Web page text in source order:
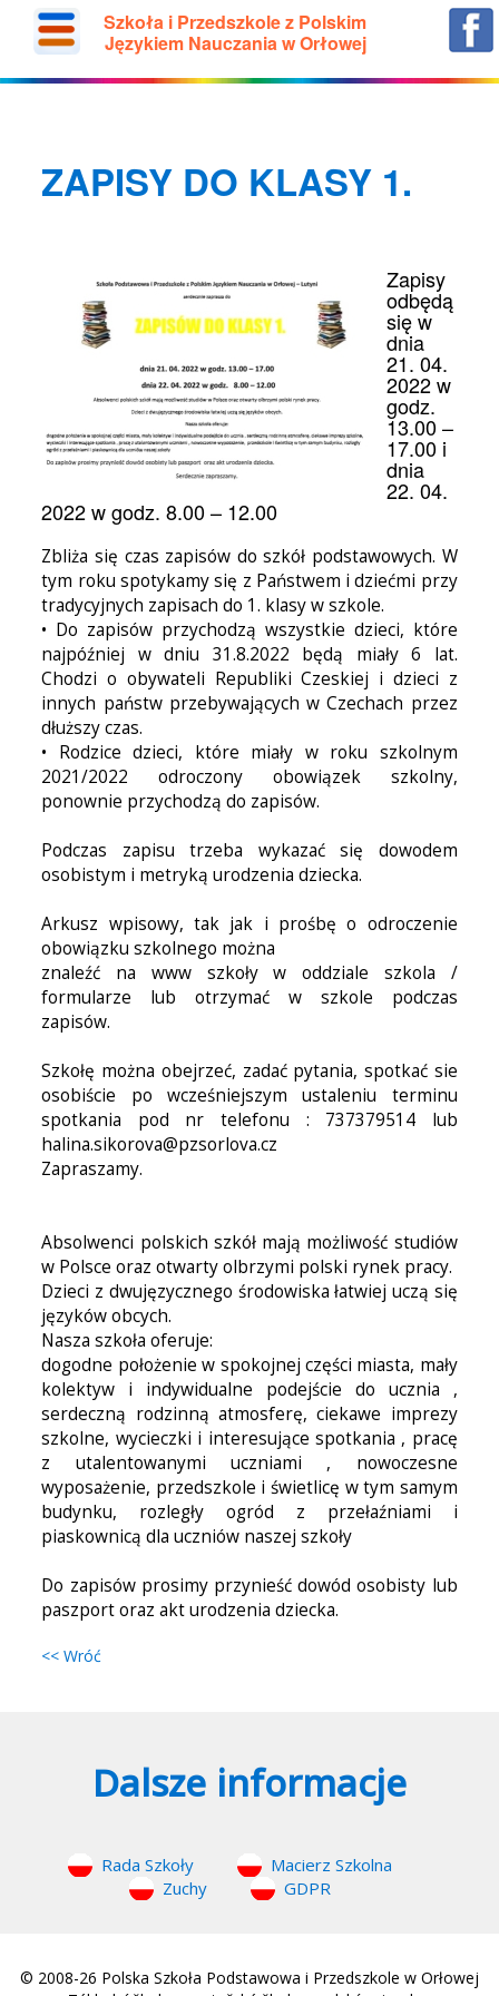
Szkoła i Przedszkole z Polskim
Językiem Nauczania w Orłowej
ZAPISY DO KLASY 1.
Zapisy
odbędą
się w
dnia
21. 04.
2022 w
godz.
13.00 –
17.00 i
dnia
22. 04.
2022 w godz. 8.00 – 12.00
Zbliża się czas zapisów do szkół podstawowych. W
tym roku spotykamy się z Państwem i dziećmi przy
tradycyjnych zapisach do 1. klasy w szkole.
• Do zapisów przychodzą wszystkie dzieci, które
najpóźniej w dniu 31.8.2022 będą miały 6 lat.
Chodzi o obywateli Republiki Czeskiej i dzieci z
innych państw przebywających w Czechach przez
dłuższy czas.
• Rodzice dzieci, które miały w roku szkolnym
2021/2022 odroczony obowiązek szkolny,
ponownie przychodzą do zapisów.
Podczas zapisu trzeba wykazać się dowodem
osobistym i metryką urodzenia dziecka.
Arkusz wpisowy, tak jak i prośbę o odroczenie
obowiązku szkolnego można
znaleźć na www szkoły w oddziale szkola /
formularze lub otrzymać w szkole podczas
zapisów.
Szkołę można obejrzeć, zadać pytania, spotkać sie
osobiście po wcześniejszym ustaleniu terminu
spotkania pod nr telefonu : 737379514 lub
halina.sikorova@pzsorlova.cz
Zapraszamy.
Absolwenci polskich szkół mają możliwość studiów
w Polsce oraz otwarty olbrzymi polski rynek pracy.
Dzieci z dwujęzycznego środowiska łatwiej uczą się
języków obcych.
Nasza szkoła oferuje:
dogodne położenie w spokojnej części miasta, mały
kolektyw i indywidualne podejście do ucznia ,
serdeczną rodzinną atmosferę, ciekawe imprezy
szkolne, wycieczki i interesujące spotkania , pracę
z utalentowanymi uczniami , nowoczesne
wyposażenie, przedszkole i świetlicę w tym samym
budynku, rozległy ogród z przełaźniami i
piaskownicą dla uczniów naszej szkoły
Do zapisów prosimy przynieść dowód osobisty lub
paszport oraz akt urodzenia dziecka.
<< Wróć
Dalsze informacje
Rada Szkoły
Macierz Szkolna
Zuchy
GDPR
© 2008-26 Polska Szkoła Podstawowa i Przedszkole w Orłowej